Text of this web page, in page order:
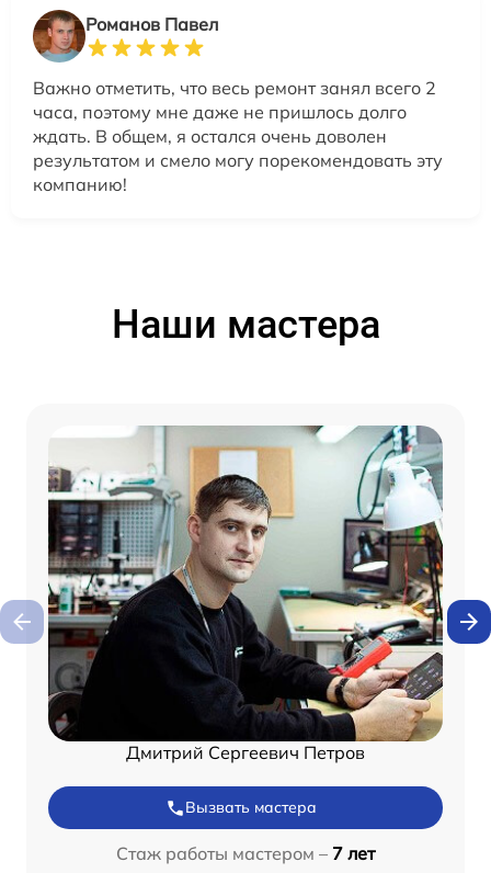
Романов Павел
Важно отметить, что весь ремонт занял всего 2
часа, поэтому мне даже не пришлось долго
ждать. В общем, я остался очень доволен
результатом и смело могу порекомендовать эту
компанию!
Наши мастера
Дмитрий Сергеевич Петров
Вызвать мастера
Стаж работы мастером – 7 лет